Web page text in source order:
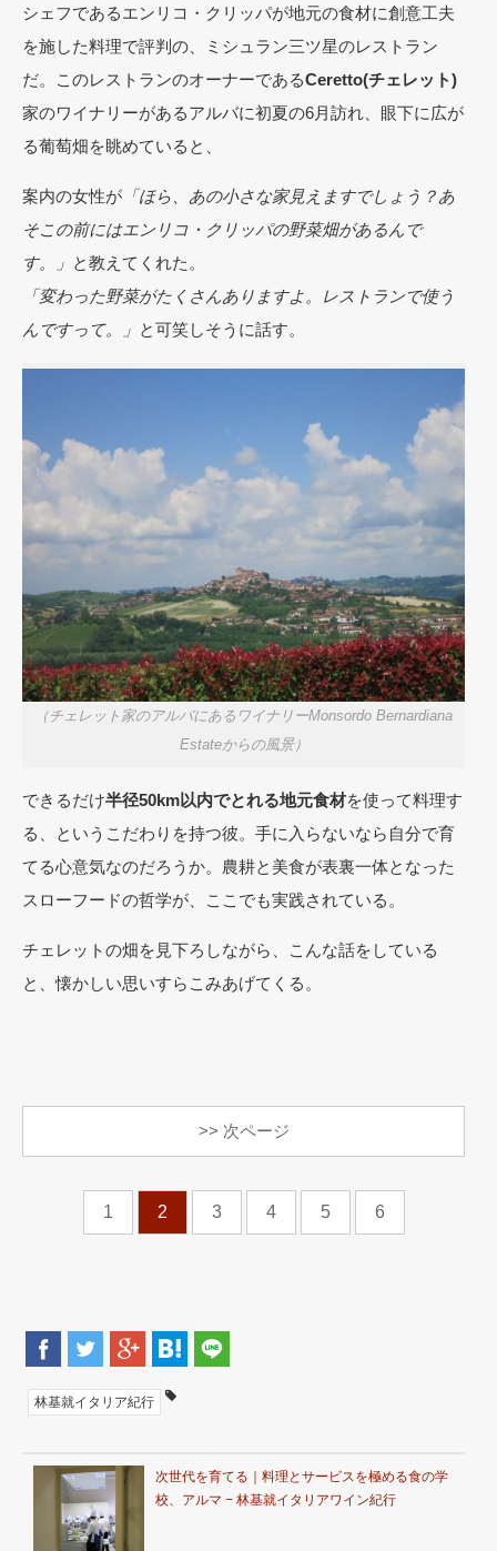
シェフであるエンリコ・クリッパが地元の食材に創意工夫
を施した料理で評判の、ミシュラン三ツ星のレストラン
だ。このレストランのオーナーであるCeretto(チェレット)
家のワイナリーがあるアルバに初夏の6月訪れ、眼下に広が
る葡萄畑を眺めていると、
案内の女性が 「ほら、あの小さな家見えますでしょう？あ
そこの前にはエンリコ・クリッパの野菜畑があるんで
す。」 と教えてくれた。
「変わった野菜がたくさんありますよ。レストランで使う
んですって。」 と可笑しそうに話す。
（チェレット家のアルバにあるワイナリーMonsordo Bernardiana
Estateからの風景）
できるだけ半径50km以内でとれる地元食材を使って料理す
る、というこだわりを持つ彼。手に入らないなら自分で育
てる心意気なのだろうか。農耕と美食が表裏一体となった
スローフードの哲学が、ここでも実践されている。
チェレットの畑を見下ろしながら、こんな話をしている
と、懐かしい思いすらこみあげてくる。
>> 次ページ
1 2 3 4 5 6
林基就イタリア紀行
次世代を育てる｜料理とサービスを極める食の学
校、アルマ − 林基就イタリアワイン紀行